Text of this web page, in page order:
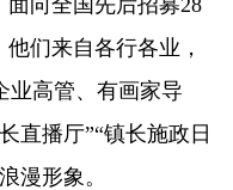
们来自各行各业，
业高管、有画家导
直播厅”“镇长施政日
漫形象。